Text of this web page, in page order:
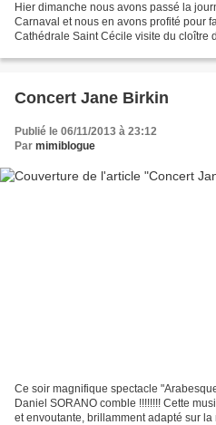
Hier dimanche nous avons passé la
Carnaval et nous en avons profité pour
Cathédrale Saint Cécile visite du cloître
Concert Jane Birkin
Publié le 06/11/2013 à 23:12
Par mimiblogue
Ce soir magnifique spectacle
Daniel SORANO comble !!!!!!!! Cette
et envoutante, brillamment adapté sur